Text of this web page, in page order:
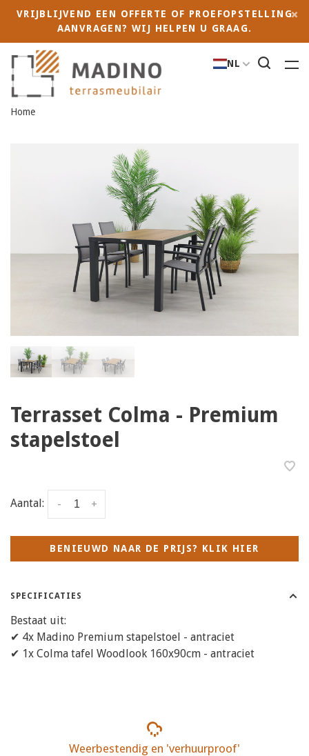
VRIJBLIJVEND EEN OFFERTE OF PROEFOPSTELLING
AANVRAGEN? WIJ HELPEN U GRAAG.
NL
Home
Terrasset Colma - Premium
stapelstoel
Aantal: +
-
BENIEUWD NAAR DE PRIJS? KLIK HIER
SPECIFICATIES
Bestaat uit:
✔ 4x Madino Premium stapelstoel - antraciet
✔ 1x Colma tafel Woodlook 160x90cm - antraciet
Weerbestendig en 'verhuurproof'